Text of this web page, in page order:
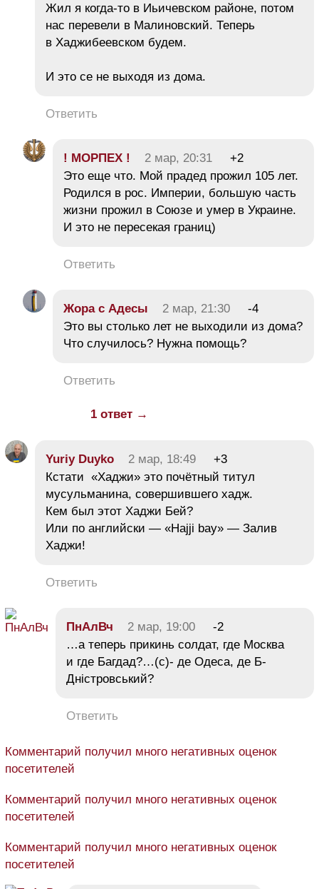
Жил я когда-то в Иьичевском районе, потом
нас перевели в Малиновский. Теперь
в Хаджибеевском будем.
И это се не выходя из дома.
Ответить
! МОРПЕХ ! 2 мар, 20:31
+2
Это еще что. Мой прадед прожил 105 лет.
Родился в рос. Империи, большую часть
жизни прожил в Союзе и умер в Украине.
И это не пересекая границ)
Ответить
Жора с Адесы 2 мар, 21:30
-4
Это вы столько лет не выходили из дома?
Что случилось? Нужна помощь?
Ответить
1 ответ →
Yuriy Duyko 2 мар, 18:49
+3
Кстати «Хаджи» это почётный титул
мусульманина, совершившего хадж.
Кем был этот Хаджи Бей?
Или по английски — «Hajji bay» — Залив
Хаджи!
Ответить
ПнАлВч 2 мар, 19:00
-2
…а теперь прикинь солдат, где Москва
и где Багдад?…(с)- де Одеса, де Б-
Дністровський?
Ответить
Комментарий получил много негативных оценок
посетителей
Комментарий получил много негативных оценок
посетителей
Комментарий получил много негативных оценок
посетителей